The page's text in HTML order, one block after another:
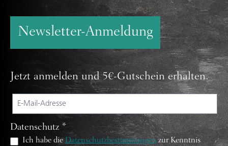
Newsletter-Anmeldung
Jetzt anmelden und 5€-Gutschein erhalten.
Datenschutz *
Ich habe dieDatenschutzbestimmungenzur Kenntnis